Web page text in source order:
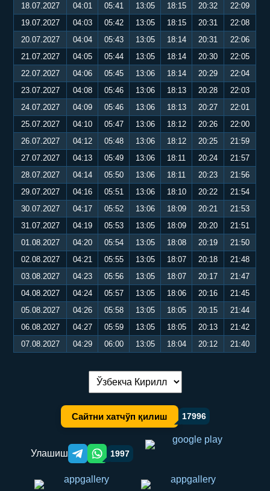
18.07.2027
04:01 05:41 13:05 18:15 20:32
22:09
19.07.2027
04:03 05:42 13:05 18:15 20:31
22:08
20.07.2027
04:04 05:43 13:05 18:14 20:31
22:06
21.07.2027
04:05 05:44 13:05 18:14 20:30
22:05
22.07.2027
04:06 05:45 13:06 18:14 20:29
22:04
23.07.2027
04:08 05:46 13:06 18:13 20:28
22:03
24.07.2027
04:09 05:46 13:06 18:13 20:27
22:01
25.07.2027
04:10 05:47 13:06 18:12 20:26
22:00
26.07.2027
04:12 05:48 13:06 18:12 20:25
21:59
27.07.2027
04:13 05:49 13:06 18:11 20:24
21:57
28.07.2027
04:14 05:50 13:06 18:11 20:23
21:56
29.07.2027
04:16 05:51 13:06 18:10 20:22
21:54
30.07.2027
04:17 05:52 13:06 18:09 20:21
21:53
31.07.2027
04:19 05:53 13:05 18:09 20:20
21:51
01.08.2027
04:20 05:54 13:05 18:08 20:19
21:50
02.08.2027
04:21 05:55 13:05 18:07 20:18
21:48
03.08.2027
04:23 05:56 13:05 18:07 20:17
21:47
04.08.2027
04:24 05:57 13:05 18:06 20:16
21:45
05.08.2027
04:26 05:58 13:05 18:05 20:15
21:44
06.08.2027
04:27 05:59 13:05 18:05 20:13
21:42
07.08.2027
04:29 06:00 13:05 18:04 20:12 21:40
Тилни алмаштириш:
Сайтни хатчўп қилиш 17996
Улашиш Telegram orqali ulashish
WhatsApp orqali ulashish
1997